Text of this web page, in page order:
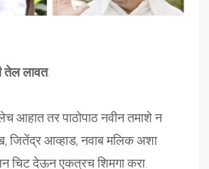
तेल लावत.
आहात तर पाठोपाठ नवीन तमाशे न
जितेंद्र आव्हाड, नवाब मलिक अशा
चिट देऊन एकत्रच शिमगा करा.